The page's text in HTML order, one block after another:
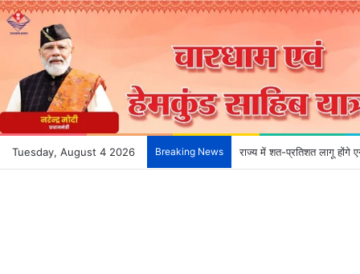
Tuesday, August 4 2026 Breaking News राज्य में शत-प्रतिशत लागू होंगे